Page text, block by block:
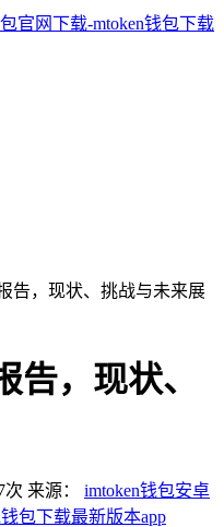
告，现状、挑战与未来展
告，现状、
次 来源： imtoken钱包安卓
包下载最新版本app